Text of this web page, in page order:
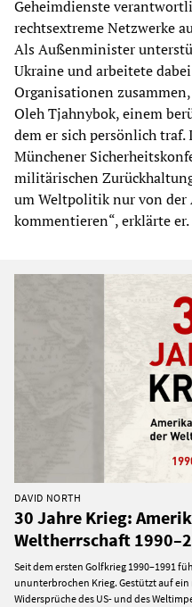
Geheimdienste
rechtsextreme Netzwerke
Als Außenminister
Ukraine und arbeitete
Organisationen
Oleh Tjahnybok, einem
dem er sich persönlich traf.
Münchener
militärischen
um Weltpolitik nur von
kommentieren“, erklärte er.
DAVID NORTH
30 Jahre Krieg:
Weltherrschaft
Seit dem ersten Golfkrieg 1990–1991
ununterbrochen Krieg. Gestützt auf
Widersprüche des US- und des